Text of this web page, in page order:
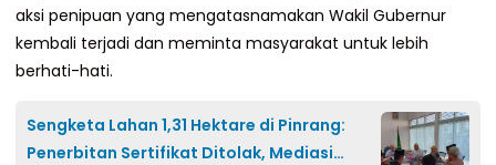
aksi penipuan yang mengatasnamakan Wakil Gubernur
kembali terjadi dan meminta masyarakat untuk lebih
berhati-hati.
Sengketa Lahan 1,31 Hektare di Pinrang:
Penerbitan Sertifikat Ditolak, Mediasi